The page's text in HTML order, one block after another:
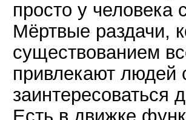
просто у человека
Мёртвые раздачи,
существованием
привлекают людей
заинтересоваться
Есть в движке